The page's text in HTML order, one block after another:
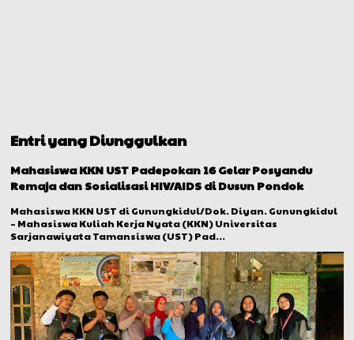
Entri yang Diunggulkan
Mahasiswa KKN UST Padepokan 16 Gelar Posyandu
Remaja dan Sosialisasi HIV/AIDS di Dusun Pondok
Mahasiswa KKN UST di Gunungkidul/Dok. Diyan. Gunungkidul
– Mahasiswa Kuliah Kerja Nyata (KKN) Universitas
Sarjanawiyata Tamansiswa (UST) Pad...